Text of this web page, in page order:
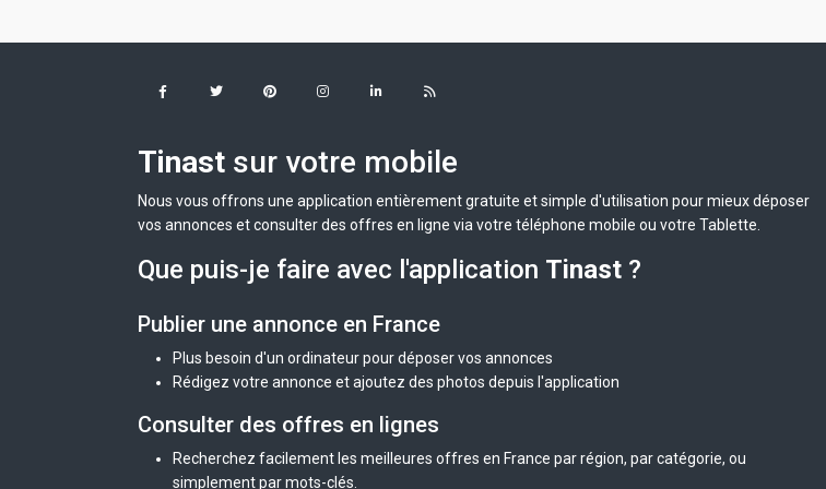
Tinast sur votre mobile
Nous vous offrons une application entièrement gratuite et simple d'utilisation pour mieux déposer
vos annonces et consulter des offres en ligne via votre téléphone mobile ou votre Tablette.
Que puis-je faire avec l'application Tinast ?
Publier une annonce en France
Plus besoin d'un ordinateur pour déposer vos annonces
Rédigez votre annonce et ajoutez des photos depuis l'application
Consulter des offres en lignes
Recherchez facilement les meilleures offres en France par région, par catégorie, ou
simplement par mots-clés.